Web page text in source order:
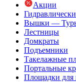
Акции
Вышки —
Лестницы
Домкраты
Подъемники
Такелажные
Портальные
Площадки для